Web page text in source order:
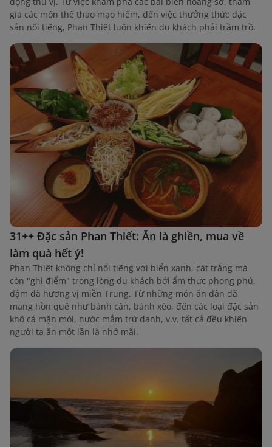
gia các môn thể thao mạo hiểm, đến việc thưởng thức đặc
sản nổi tiếng, Phan Thiết luôn khiến du khách phải trầm trồ.
31++ Đặc sản Phan Thiết: Ăn là ghiền, mua về
làm quà hết ý!
Phan Thiết không chỉ nổi tiếng với biển xanh, cát trắng mà
còn "ghi điểm" trong lòng du khách bởi ẩm thực phong phú,
đậm đà hương vị miền Trung. Từ những món ăn dân dã
mang hồn quê như bánh căn, bánh xèo, đến các loại đặc sản
khô cá mặn mòi, nước mắm trứ danh, v.v. tất cả đều khiến
người ta ăn một lần là nhớ mãi.